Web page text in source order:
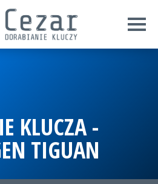
KLUCZA -
TIGUAN